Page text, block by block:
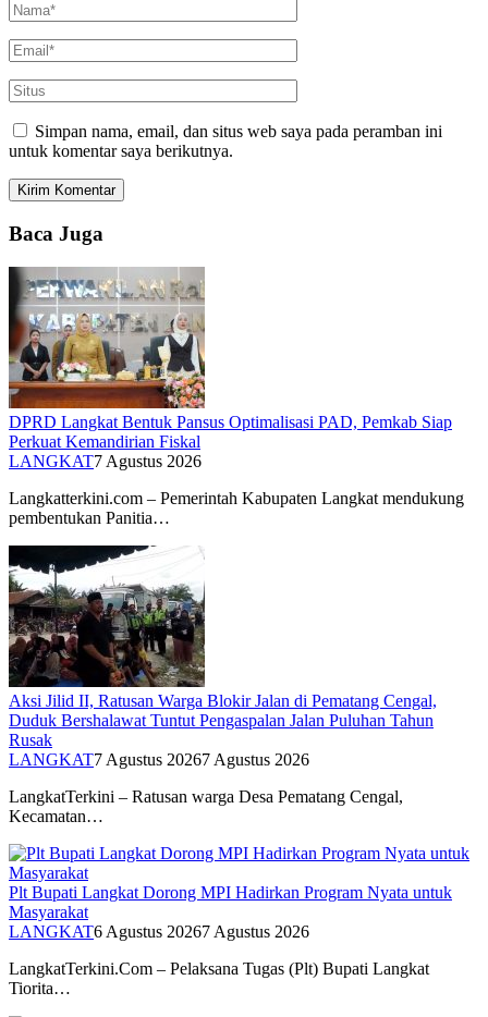
Simpan nama, email, dan situs web saya pada peramban ini
untuk komentar saya berikutnya.
Baca Juga
DPRD Langkat Bentuk Pansus Optimalisasi PAD, Pemkab Siap
Perkuat Kemandirian Fiskal
LANGKAT7 Agustus 2026
Langkatterkini.com – Pemerintah Kabupaten Langkat mendukung
pembentukan Panitia…
Aksi Jilid II, Ratusan Warga Blokir Jalan di Pematang Cengal,
Duduk Bershalawat Tuntut Pengaspalan Jalan Puluhan Tahun
Rusak
LANGKAT7 Agustus 20267 Agustus 2026
LangkatTerkini – Ratusan warga Desa Pematang Cengal,
Kecamatan…
Plt Bupati Langkat Dorong MPI Hadirkan Program Nyata untuk
Masyarakat
LANGKAT6 Agustus 20267 Agustus 2026
LangkatTerkini.Com – Pelaksana Tugas (Plt) Bupati Langkat
Tiorita…